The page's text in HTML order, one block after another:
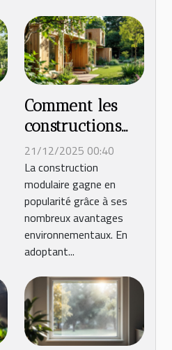
Comment les
constructions
modulaires
favorisent-elles
une empreinte
écologique
réduite ?
21/12/2025 00:40
La construction
modulaire gagne en
popularité grâce à ses
nombreux avantages
environnementaux. En
adoptant...